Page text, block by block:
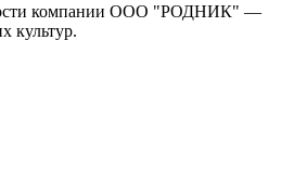
компании ООО "РОДНИК" —
культур.